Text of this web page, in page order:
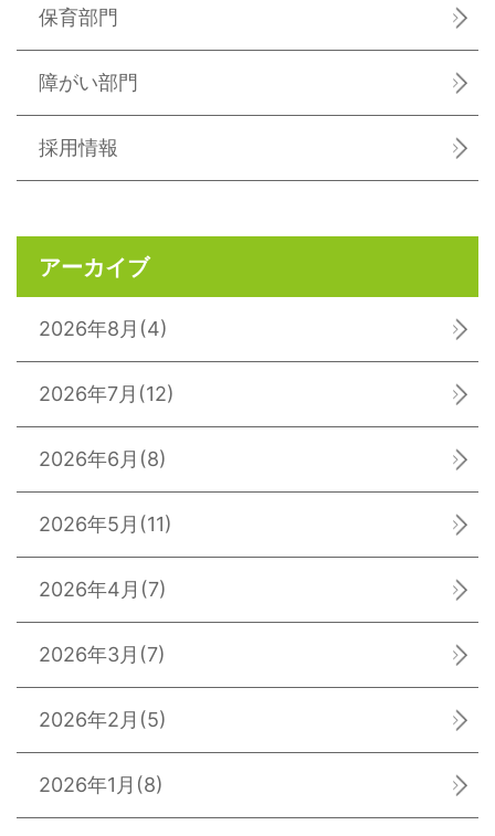
保育部門
障がい部門
採用情報
アーカイブ
2026年8月 (4)
2026年7月 (12)
2026年6月 (8)
2026年5月 (11)
2026年4月 (7)
2026年3月 (7)
2026年2月 (5)
2026年1月 (8)